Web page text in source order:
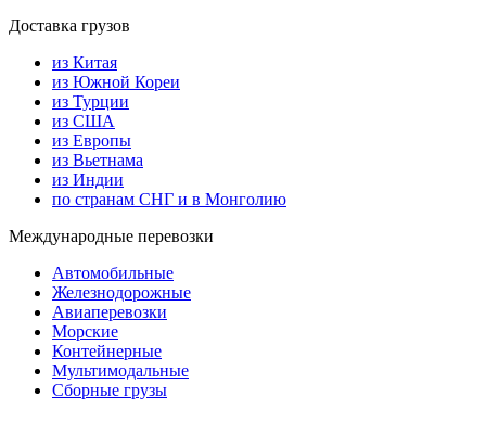
Доставка грузов
из Китая
из Южной Кореи
из Турции
из США
из Европы
из Вьетнама
из Индии
по странам СНГ и в Монголию
Международные перевозки
Автомобильные
Железнодорожные
Авиаперевозки
Морские
Контейнерные
Мультимодальные
Сборные грузы